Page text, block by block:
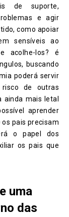
de suporte,
e agir
como apoiar
sensíveis ao
acolhe-los? é
buscando
poderá servir
de outras
ainda mais letal
aprender
pais precisam
o papel dos
os pais que
uma
das